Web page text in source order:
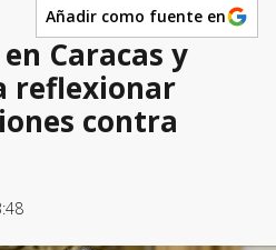
Añadir como fuente en
Caracas y
reflexionar
contra